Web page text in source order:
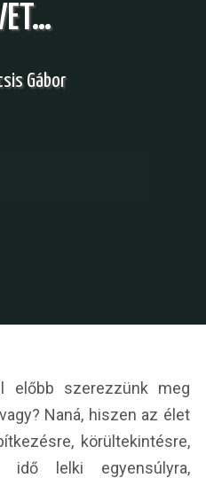
Gábor
előbb szerezzünk meg
Naná, hiszen az élet
körültekintésre,
idő lelki egyensúlyra,